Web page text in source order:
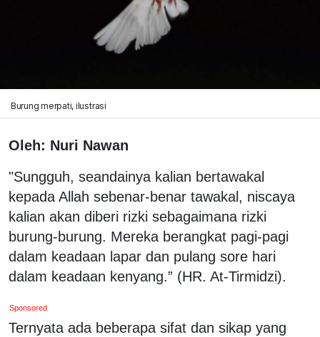
Burung merpati, ilustrasi
Oleh: Nuri Nawan
"Sungguh, seandainya kalian bertawakal
kepada Allah sebenar-benar tawakal, niscaya
kalian akan diberi rizki sebagaimana rizki
burung-burung. Mereka berangkat pagi-pagi
dalam keadaan lapar dan pulang sore hari
dalam keadaan kenyang.” (HR. At-Tirmidzi).
Sponsored
Ternyata ada beberapa sifat dan sikap yang